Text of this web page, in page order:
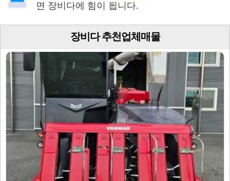
면 장비다에 힘이 됩니다.
장비다 추천업체매물